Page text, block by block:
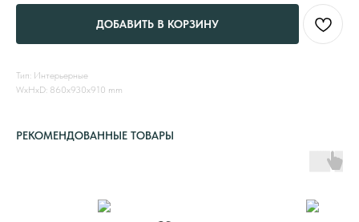
ДОБАВИТЬ В КОРЗИНУ
Тип: Интерьерные
WxHxD: 860x930x910 mm
РЕКОМЕНДОВАННЫЕ ТОВАРЫ